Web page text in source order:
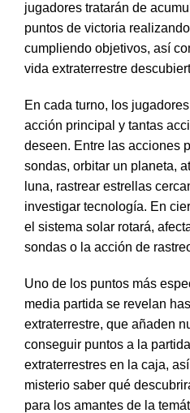
jugadores tratarán de
puntos de victoria
cumpliendo objetivos, así
vida extraterrestre
En cada turno, los
acción principal y tantas
deseen. Entre las acciones
sondas, orbitar un planeta,
luna, rastrear estrellas
investigar tecnología. En
el sistema solar rotará,
sondas o la acción de
Uno de los puntos más
media partida se revelan
extraterrestre, que añaden
conseguir puntos a la
extraterrestres en la caja,
misterio saber qué
para los amantes de la